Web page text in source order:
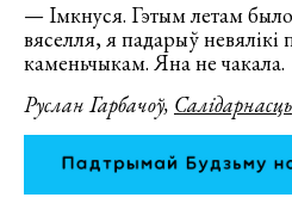
— Імкнуся. Гэтым летам
вяселля, я падарыў невялікі
каменьчыкам. Яна не чакала.
Руслан Гарбачоў, Салідарнасць